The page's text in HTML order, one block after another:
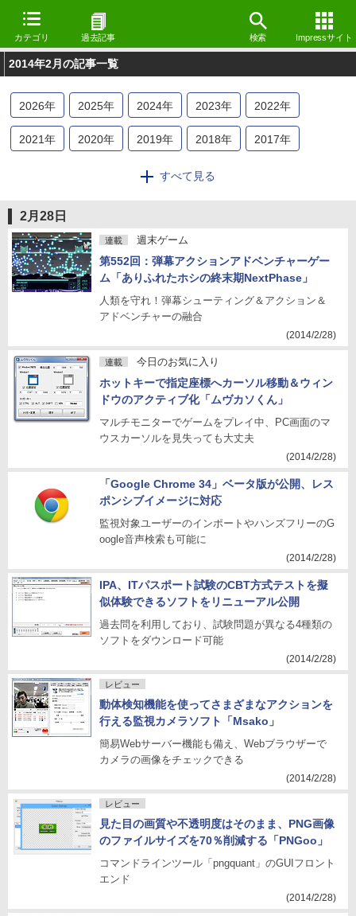
カテゴリ 過去記事 検索 Impressサイト
2014年2月の記事一覧
2026年 2025年 2024年 2023年 2022年
2021年 2020年 2019年 2018年 2017年
2014年 2013
2006年 2005 年 2004年
2001年 2000 年 1999年 1998年
すべて見る
2月28日
連載 週末ゲーム
第552回：弾幕アクションアドベンチャーゲー
ム「ありふれたホシの終末期NextPhase」
人類を守れ！弾幕シューティング＆アクション＆
アドベンチャーの融合
(2014/2/28)
連載 今日のお気に入り
ホットキーで指定座標へカーソル移動＆ウィン
ドウのアクティブ化「ムヴカソくん」
マルチモニターでゲームをプレイ中、PC画面のマ
ウスカーソルを見失っても大丈夫
(2014/2/28)
「Google Chrome 34」ベータ版が公開、レス
ポンシブイメージに対応
監視対象ユーザーのインポートやハンズフリーのG
oogle音声検索も可能に
(2014/2/28)
IPA、ITパスポート試験のCBT方式テストを擬
似体験できるソフトをリニューアル公開
過去問を利用しており、試験問題が異なる4種類の
ソフトをダウンロード可能
(2014/2/28)
レビュー
動体検知機能を使ってさまざまなアクションを
行える監視カメラソフト「Msako」
簡易Webサーバー機能も備え、Webブラウザーで
カメラの画像をチェックできる
(2014/2/28)
レビュー
見た目の画質や不透明度はそのまま、PNG画像
のファイルサイズを70％削減する「PNGoo」
コマンドラインツール「pngquant」のGUIフロント
エンド
(2014/2/28)